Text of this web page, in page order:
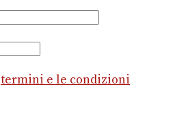
termini e le condizioni